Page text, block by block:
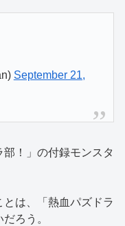
September 21,
！」の付録モンスタ
は、「熱血パズドラ
ろう。